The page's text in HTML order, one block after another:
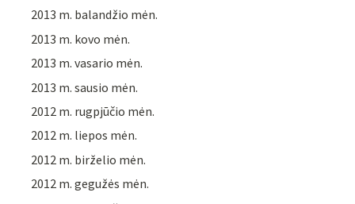
2013 m. balandžio mėn.
2013 m. kovo mėn.
2013 m. vasario mėn.
2013 m. sausio mėn.
2012 m. rugpjūčio mėn.
2012 m. liepos mėn.
2012 m. birželio mėn.
2012 m. gegužės mėn.